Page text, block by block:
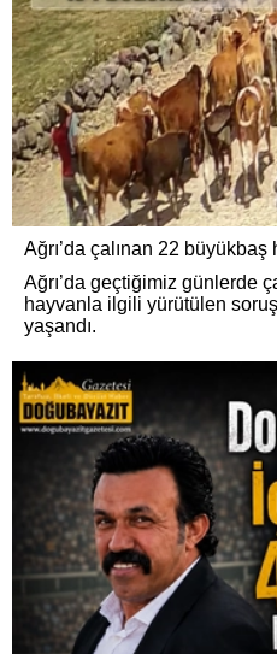
Ağrı’da çalınan 22
Ağrı’da geçtiğimiz günlerde
hayvanla ilgili yürütülen
yaşandı.